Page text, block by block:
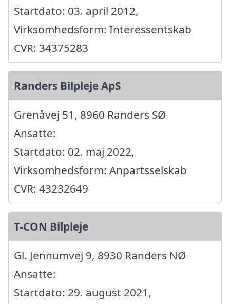
Startdato: 03. april 2012,
Virksomhedsform: Interessentskab
CVR: 34375283
Randers Bilpleje ApS
Grenåvej 51, 8960 Randers SØ
Ansatte:
Startdato: 02. maj 2022,
Virksomhedsform: Anpartsselskab
CVR: 43232649
T-CON Bilpleje
Gl. Jennumvej 9, 8930 Randers NØ
Ansatte:
Startdato: 29. august 2021,